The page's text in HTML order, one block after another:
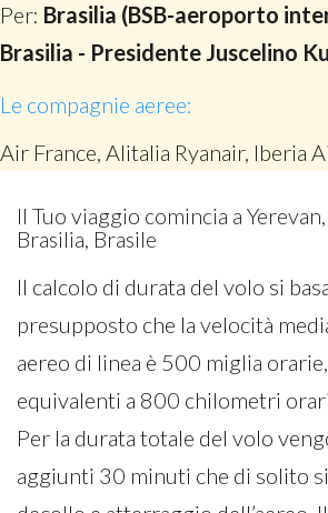
Per: Brasilia (BSB-aeroporto
Brasilia - Presidente Juscelino
Le compagnie aeree:
Air France, Alitalia Ryanair, Iberia
Il Tuo viaggio comincia a
Brasilia, Brasile
Il calcolo di durata del volo si
presupposto che la velocità
aereo di linea è 500 miglia
equivalenti a 800 chilometri
Per la durata totale del volo
aggiunti 30 minuti che di solito